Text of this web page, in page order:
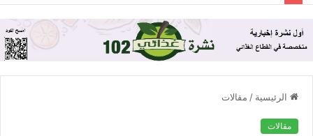
الرئيسية / مقالات
مقالات